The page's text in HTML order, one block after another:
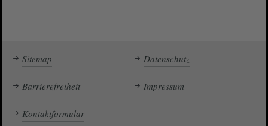
Sitemap Datenschutz
Barrierefreiheit Impressum
Kontaktformular